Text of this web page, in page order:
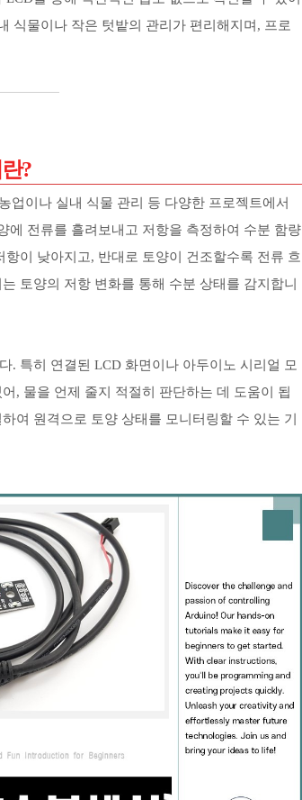
식물이나 작은 텃밭의 관리가 편리해지며, 프로
?
업이나 실내 식물 관리 등 다양한 프로젝트에서
에 전류를 흘려보내고 저항을 측정하여 수분 함량
이 낮아지고, 반대로 토양이 건조할수록 전류 흐
토양의 저항 변화를 통해 수분 상태를 감지합니
. 특히 연결된 LCD 화면이나 아두이노 시리얼 모
, 물을 언제 줄지 적절히 판단하는 데 도움이 됩
여 원격으로 토양 상태를 모니터링할 수 있는 기